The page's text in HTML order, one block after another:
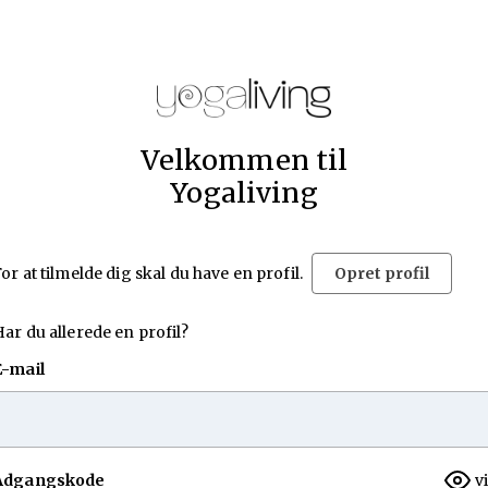
Velkommen til
Yogaliving
at tilmelde dig skal du have en profil. Opret profil
du allerede en profil?
mail